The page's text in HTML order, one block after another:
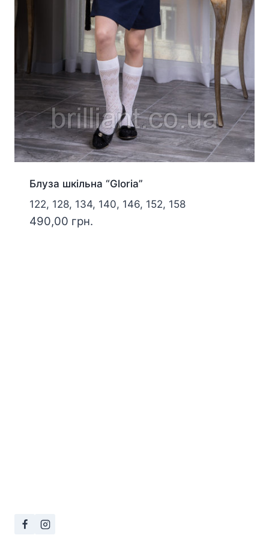
Блуза шкільна “Gloria”
122, 128, 134, 140, 146, 152, 158
490,00 грн.